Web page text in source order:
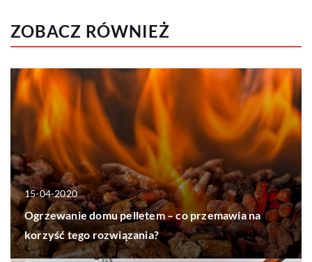
ZOBACZ RÓWNIEŻ
15-04-2020
Ogrzewanie domu pelletem – co przemawia na
korzyść tego rozwiązania?